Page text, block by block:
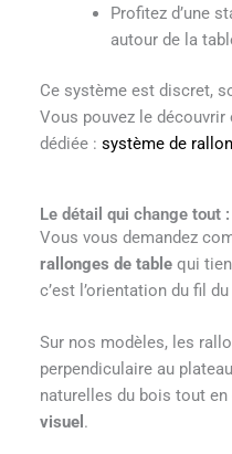
Profitez d’une
autour de la
Ce système est discret,
Vous pouvez le
dédiée : système de
Le détail qui change tout
Vous vous demandez
rallonges de tablequi
c’est l’orientation du fil
Sur nos modèles, les
perpendiculaire au
naturelles du bois tout
visuel .